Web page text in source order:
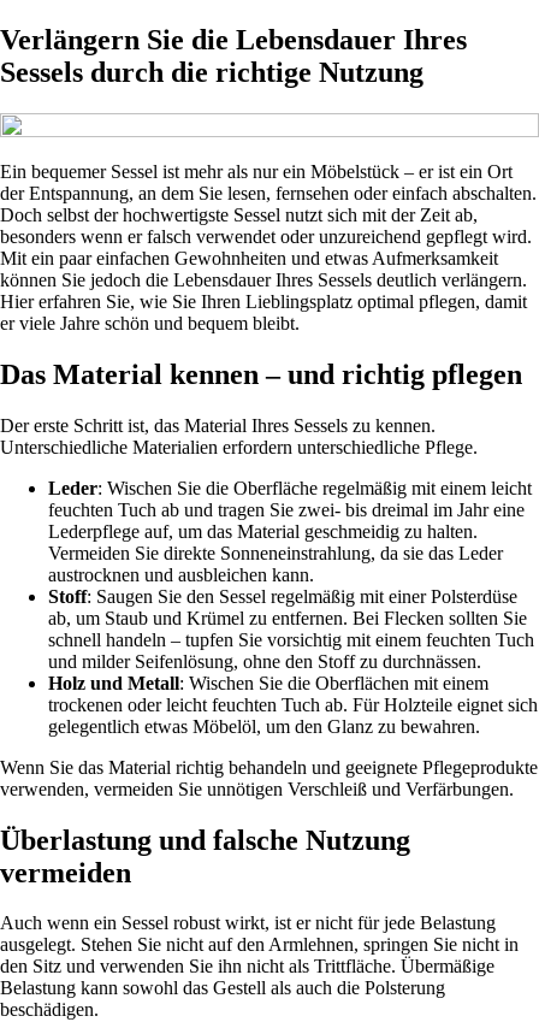
Verlängern Sie die Lebensdauer Ihres
Sessels durch die richtige Nutzung
Ein bequemer Sessel ist mehr als nur ein Möbelstück – er ist ein Ort
der Entspannung, an dem Sie lesen, fernsehen oder einfach abschalten.
Doch selbst der hochwertigste Sessel nutzt sich mit der Zeit ab,
besonders wenn er falsch verwendet oder unzureichend gepflegt wird.
Mit ein paar einfachen Gewohnheiten und etwas Aufmerksamkeit
können Sie jedoch die Lebensdauer Ihres Sessels deutlich verlängern.
Hier erfahren Sie, wie Sie Ihren Lieblingsplatz optimal pflegen, damit
er viele Jahre schön und bequem bleibt.
Das Material kennen – und richtig pflegen
Der erste Schritt ist, das Material Ihres Sessels zu kennen.
Unterschiedliche Materialien erfordern unterschiedliche Pflege.
Leder: Wischen Sie die Oberfläche regelmäßig mit einem leicht
feuchten Tuch ab und tragen Sie zwei- bis dreimal im Jahr eine
Lederpflege auf, um das Material geschmeidig zu halten.
Vermeiden Sie direkte Sonneneinstrahlung, da sie das Leder
austrocknen und ausbleichen kann.
Stoff: Saugen Sie den Sessel regelmäßig mit einer Polsterdüse
ab, um Staub und Krümel zu entfernen. Bei Flecken sollten Sie
schnell handeln – tupfen Sie vorsichtig mit einem feuchten Tuch
und milder Seifenlösung, ohne den Stoff zu durchnässen.
Holz und Metall: Wischen Sie die Oberflächen mit einem
trockenen oder leicht feuchten Tuch ab. Für Holzteile eignet sich
gelegentlich etwas Möbelöl, um den Glanz zu bewahren.
Wenn Sie das Material richtig behandeln und geeignete Pflegeprodukte
verwenden, vermeiden Sie unnötigen Verschleiß und Verfärbungen.
Überlastung und falsche Nutzung
vermeiden
Auch wenn ein Sessel robust wirkt, ist er nicht für jede Belastung
ausgelegt. Stehen Sie nicht auf den Armlehnen, springen Sie nicht in
den Sitz und verwenden Sie ihn nicht als Trittfläche. Übermäßige
Belastung kann sowohl das Gestell als auch die Polsterung
beschädigen.